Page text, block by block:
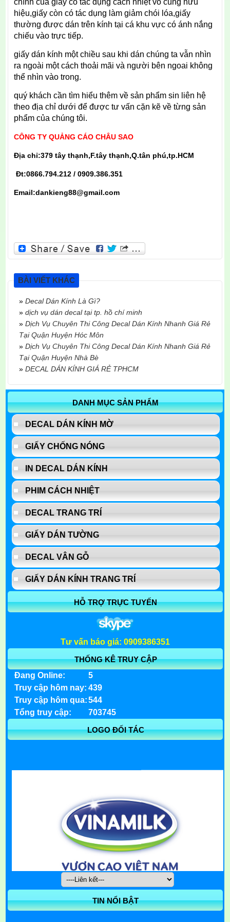
hiệu,giấy còn có tác dụng làm giảm chói lóa,giấy
thường được dán trên kính tại cá khu vực có ánh nắng
chiếu vào trực tiếp.
giấy dán kính một chiều sau khi dán chúng ta vẫn nhìn
ra ngoài một cách thoải mãi và người bên ngoai không
thể nhìn vào trong.
quý khách cần tìm hiểu thêm về sản phẩm sin liên hệ
theo địa chỉ dưới để được tư vấn cặn kẽ về từng sản
phẩm của chúng tôi.
CÔNG TY QUẢNG CÁO CHÂU SAO
Địa chỉ:379 tây thạnh,F.tây thạnh,Q.tân phú,tp.HCM
Đt:0866.794.212 / 0909.386.351
Email:dankieng88@gmail.com
BÀI VIẾT KHÁC
» Decal Dán Kính Là Gì?
» dịch vụ dán decal tại tp. hồ chí minh
» Dịch Vụ Chuyên Thi Công Decal Dán Kính Nhanh Giá Rẻ
Tại Quận Huyện Hóc Môn
» Dịch Vụ Chuyên Thi Công Decal Dán Kính Nhanh Giá Rẻ
Tại Quận Huyện Nhà Bè
» DECAL DÁN KÍNH GIÁ RẺ TPHCM
DANH MỤC SẢN PHẨM
DECAL DÁN KÍNH MỜ
GIẤY CHỐNG NÓNG
IN DECAL DÁN KÍNH
PHIM CÁCH NHIỆT
DECAL TRANG TRÍ
GIẤY DÁN TƯỜNG
DECAL VÂN GỖ
GIẤY DÁN KÍNH TRANG TRÍ
HỖ TRỢ TRỰC TUYẾN
Tư vấn báo giá: 0909386351
THỐNG KÊ TRUY CẬP
Đang Online:
5
Truy cập hôm nay: 439
Truy cập hôm qua: 544
Tổng truy cập:
703745
LOGO ĐỐI TÁC
TIN NỔI BẬT